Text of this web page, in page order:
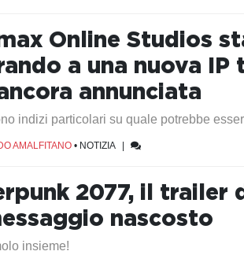
Online Studios
a una nuova IP
annunciata
indizi particolari su quale potrebbe
AMALFITANO• NOTIZIA|
2077, il trailer
nascosto
insieme!